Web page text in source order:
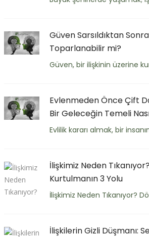
Güven Sarsıldıktan
Toparlanabilir mi?
Güven, bir ilişkinin üzerine
Evlenmeden Önce Çift
Bir Geleceğin Temeli
Evlilik kararı almak, bir
İlişkimiz Neden
Kurtulmanın 3 Yolu
İlişkimiz Neden Tıkanıyor?
İlişkilerin Gizli Düşmanı: